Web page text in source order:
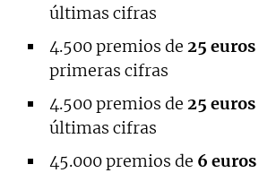
últimas cifras
4.500 premios de 25 euros
primeras cifras
4.500 premios de 25 euros
últimas cifras
45.000 premios de 6 euros